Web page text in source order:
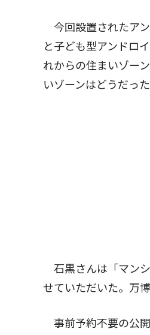
今回設置されたア
と子ども型アンドロ
れからの住まいゾー
いゾーンはどうだっ
石黒さんは「マン
せていただいた。万
事前予約不要の公